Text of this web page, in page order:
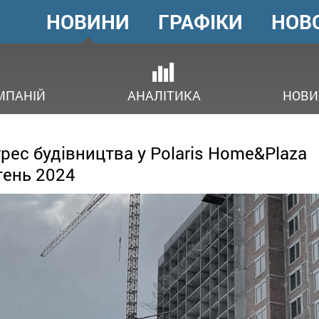
ГОЛОВНЕ
МЕНЮ
НОВИНИ
АНАЛІТИКА
ГРАФІКИ
будівництва у Polaris Home&Plaza
2024